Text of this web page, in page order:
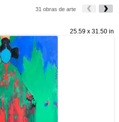
31 obras de arte
25.59 x 31.50 in